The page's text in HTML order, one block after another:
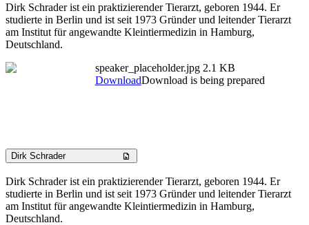
Dirk Schrader ist ein praktizierender Tierarzt, geboren 1944. Er
studierte in Berlin und ist seit 1973 Gründer und leitender Tierarzt
am Institut für angewandte Kleintiermedizin in Hamburg,
Deutschland.
speaker_placeholder.jpg 2.1 KB
DownloadDownload is being prepared
Dirk Schrader
Dirk Schrader ist ein praktizierender Tierarzt, geboren 1944. Er
studierte in Berlin und ist seit 1973 Gründer und leitender Tierarzt
am Institut für angewandte Kleintiermedizin in Hamburg,
Deutschland.